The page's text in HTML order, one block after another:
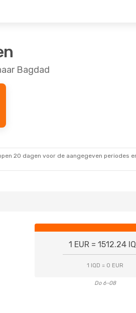
Bagdad
20 dagen voor de aangegeven
1 EUR = 1512.24
1 IQD = 0 EUR
Do 6-08